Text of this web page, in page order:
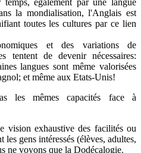
également par une langue
la mondialisation, l'Anglais est
toutes les cultures par ce lien
et des variations de
tentent de devenir nécessaires:
langues sont même valorisées
et même aux Etats-Unis!
les mêmes capacités face à
vision exhaustive des facilités ou
gens intéressés (élèves, adultes,
ne voyons que la Dodécalogie.